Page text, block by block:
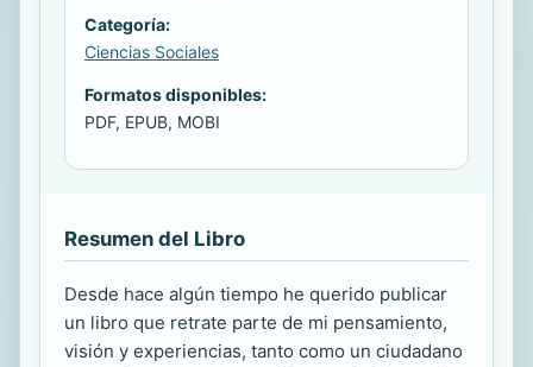
Categoría:
Ciencias Sociales
Formatos disponibles:
PDF, EPUB, MOBI
Resumen del Libro
Desde hace algún tiempo he querido publicar
un libro que retrate parte de mi pensamiento,
visión y experiencias, tanto como un ciudadano